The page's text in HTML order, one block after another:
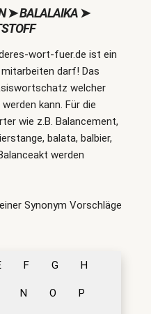
➤BALALAIKA➤
wort-fuer.de ist ein
darf! Das
welcher
kann. Für die
wie z.B. Balancement,
balata, balbier,
werden
Synonym Vorschläge
F G H
N O P